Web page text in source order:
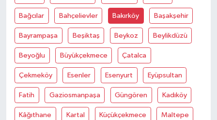
Bağcılar Bahçelievler Bakırköy Başakşehir
Bayrampaşa Beşiktaş Beykoz Beylikdüzü
Beyoğlu Büyükçekmece Çatalca
Çekmeköy Esenler Esenyurt Eyüpsultan
Fatih Gaziosmanpaşa Güngören Kadıköy
Kâğıthane Kartal Küçükçekmece Maltepe